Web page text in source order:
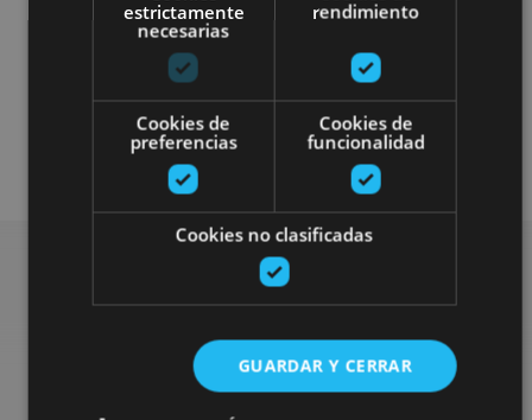
Accesibilidad visual
Accesibilidad cognitiva
Accesibilidad física
Rechercher plus de
sorties
estrictamente
necesarias
rendimiento
Cookies de
preferencias
Cookies de
funcionalidad
Cookies no clasificadas
GUARDAR Y CERRAR